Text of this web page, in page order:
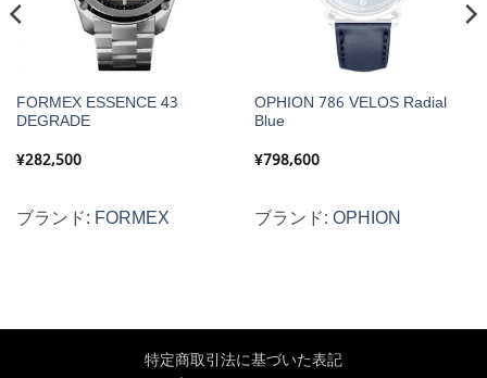
FORMEX ESSENCE 43
DEGRADE
¥282,500
ブランド: FORMEX
OPHION 786 VELOS Radial
Blue
¥798,600
ブランド:OPHION
特定商取引法に基づいた表記